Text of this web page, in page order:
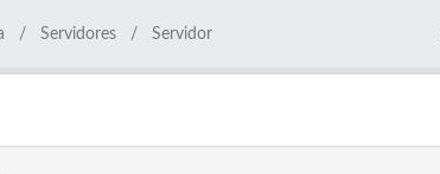
Servidores Servidor